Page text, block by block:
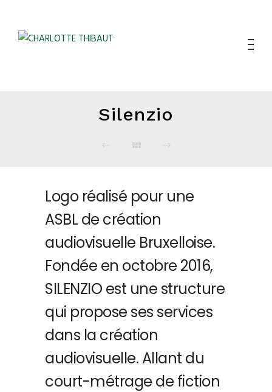
Silenzio
Logo réalisé pour une
ASBL de création
audiovisuelle Bruxelloise.
Fondée en octobre 2016,
SILENZIO est une structure
qui propose ses services
dans la création
audiovisuelle. Allant du
court-métrage de fiction